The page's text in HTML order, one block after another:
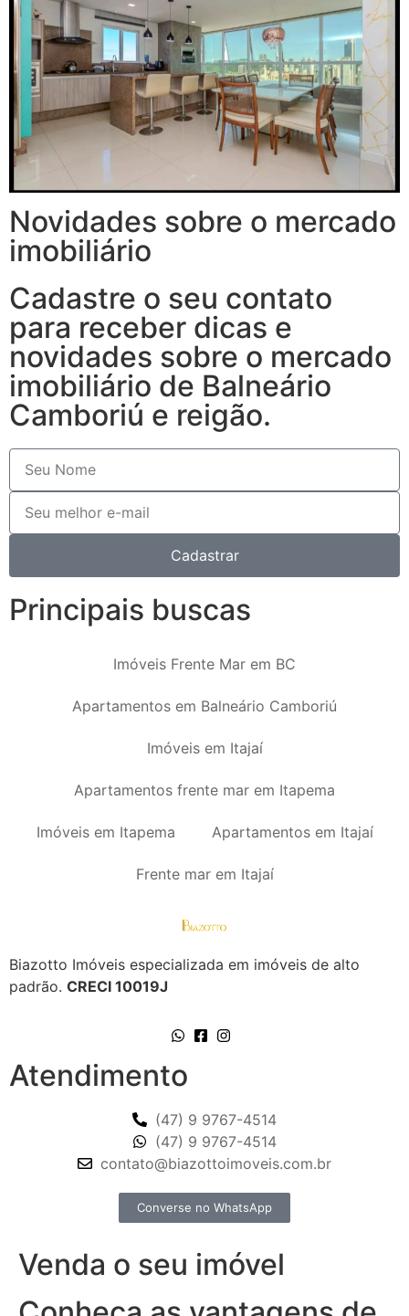
Novidades sobre o mercado
imobiliário
Cadastre o seu contato
para receber dicas e
novidades sobre o mercado
imobiliário de Balneário
Camboriú e reigão.
Cadastrar
Principais buscas
Imóveis Frente Mar em BC
Apartamentos em Balneário Camboriú
Imóveis em Itajaí
Apartamentos frente mar em Itapema
Imóveis em Itapema Apartamentos em Itajaí
Frente mar em Itajaí
Biazotto Imóveis especializada em imóveis de alto
padrão. CRECI 10019J
Atendimento
(47) 9 9767-4514
(47) 9 9767-4514
contato@biazottoimoveis.com.br
Converse no WhatsApp
Venda o seu imóvel